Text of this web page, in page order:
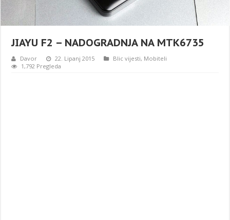
JIAYU F2 – NADOGRADNJA NA MTK6735
Davor 22. Lipanj 2015 Blic vijesti, Mobiteli
1,792 Pregleda